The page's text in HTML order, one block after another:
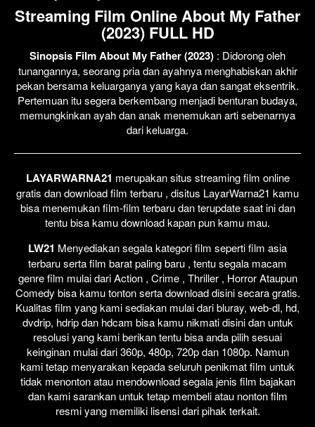
Streaming Film Online About My Father
(2023) FULL HD
Sinopsis Film About My Father (2023) : Didorong oleh
tunangannya, seorang pria dan ayahnya menghabiskan akhir
pekan bersama keluarganya yang kaya dan sangat eksentrik.
Pertemuan itu segera berkembang menjadi benturan budaya,
memungkinkan ayah dan anak menemukan arti sebenarnya
dari keluarga.
LAYARWARNA21 merupakan situs streaming film online
gratis dan download film terbaru , disitus LayarWarna21 kamu
bisa menemukan film-film terbaru dan terupdate saat ini dan
tentu bisa kamu download kapan pun kamu mau.
LW21 Menyediakan segala kategori film seperti film asia
terbaru serta film barat paling baru , tentu segala macam
genre film mulai dari Action , Crime , Thriller , Horror Ataupun
Comedy bisa kamu tonton serta download disini secara gratis.
Kualitas film yang kami sediakan mulai dari bluray, web-dl, hd,
dvdrip, hdrip dan hdcam bisa kamu nikmati disini dan untuk
resolusi yang kami berikan tentu bisa anda pilih sesuai
keinginan mulai dari 360p, 480p, 720p dan 1080p. Namun
kami tetap menyarakan kepada seluruh penikmat film untuk
tidak menonton atau mendownload segala jenis film bajakan
dan kami sarankan untuk tetap membeli atau nonton film
resmi yang memiliki lisensi dari pihak terkait.